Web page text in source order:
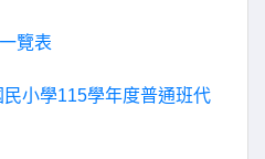
覽表
小學115學年度普通班代